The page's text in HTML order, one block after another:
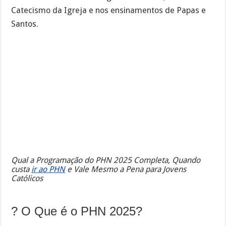
Catecismo da Igreja e nos ensinamentos de Papas e
Santos.
Qual a Programação do PHN 2025 Completa, Quando
custa ir ao PHNe Vale Mesmo a Pena para Jovens
Católicos
? O Que é o PHN 2025?